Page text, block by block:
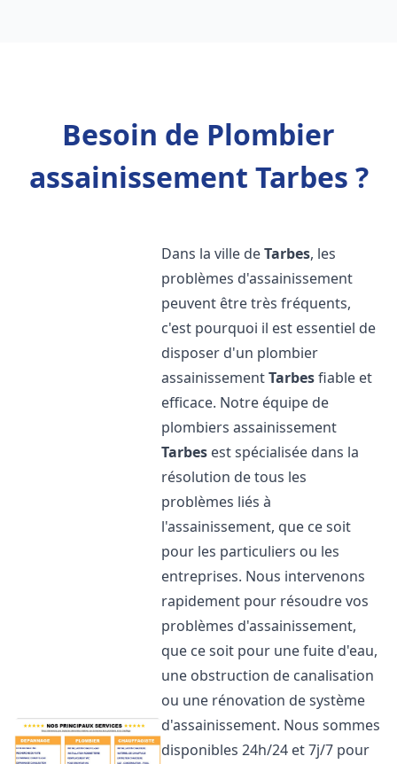
Besoin de Plombier
assainissement Tarbes ?
Dans la ville deTarbes, les
problèmes d'assainissement
peuvent être très fréquents,
c'est pourquoi il est essentiel de
disposer d'un plombier
assainissementTarbesfiable et
efficace. Notre équipe de
plombiers assainissement
Tarbes est spécialisée dans la
résolution de tous les
problèmes liés à
l'assainissement, que ce soit
pour les particuliers ou les
entreprises. Nous intervenons
rapidement pour résoudre vos
problèmes d'assainissement,
que ce soit pour une fuite d'eau,
une obstruction de canalisation
ou une rénovation de système
d'assainissement. Nous sommes
disponibles 24h/24 et 7j/7 pour